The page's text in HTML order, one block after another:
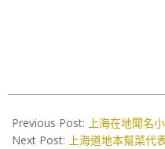
06-
09
Previous Post: 上海在地聞名
Next Post: 上海道地本幫菜代